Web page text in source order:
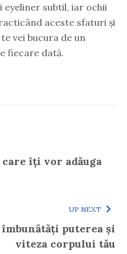
subtil, iar ochii
aceste sfaturi și
vei bucura de un
fiecare dată.
îți vor adăuga
UP NEXT
puterea și
viteza corpului tău